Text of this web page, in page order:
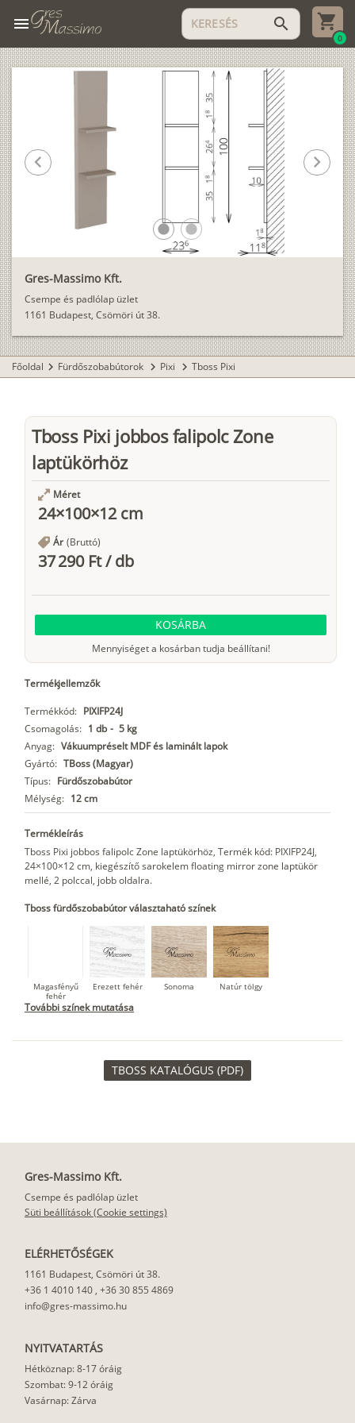
menu search
0
Gres-Massimo Kft.
Csempe és padlólap üzlet
1161 Budapest, Csömöri út 38.
lens lens
chevron_left chevron_right
Főoldal chevron_right Fürdőszobabútorok chevron_right Pixi chevron_right Tboss Pixi
Tboss Pixi jobbos falipolc Zone
laptükörhöz
Méret
24×100×12 cm
Ár (Bruttó)
37 290 Ft/db
KOSÁRBA
Mennyiséget a kosárban tudja beállítani!
Termékjellemzők
Termékkód: PIXIFP24J
Csomagolás: 1 db - 5 kg
Anyag: Vákuumpréselt MDF és laminált lapok
Gyártó: TBoss (Magyar)
Típus: Fürdőszobabútor
Mélység: 12 cm
Termékleírás
Tboss Pixi jobbos falipolc Zone laptükörhöz, Termék kód: PIXIFP24J,
24×100×12 cm, kiegészítő sarokelem floating mirror zone laptükör
mellé, 2 polccal, jobb oldalra.
Tboss fürdőszobabútor választaható színek
Magasfényű
fehér
Erezett fehér Sonoma Natúr tölgy
Tuja Grafit fa Loft beton
fehér
Nádzöld Füstös zöld
indigókék
Matt fekete
További színek mutatása
TBOSS KATALÓGUS (PDF)
Gres-Massimo Kft.
Csempe és padlólap üzlet
Süti beállítások (Cookie settings)
ELÉRHETŐSÉGEK
1161 Budapest, Csömöri út 38.
+36 1 4010 140 , +36 30 855 4869
info@gres-massimo.hu
NYITVATARTÁS
Hétköznap: 8-17 óráig
Szombat: 9-12 óráig
Vasárnap: Zárva